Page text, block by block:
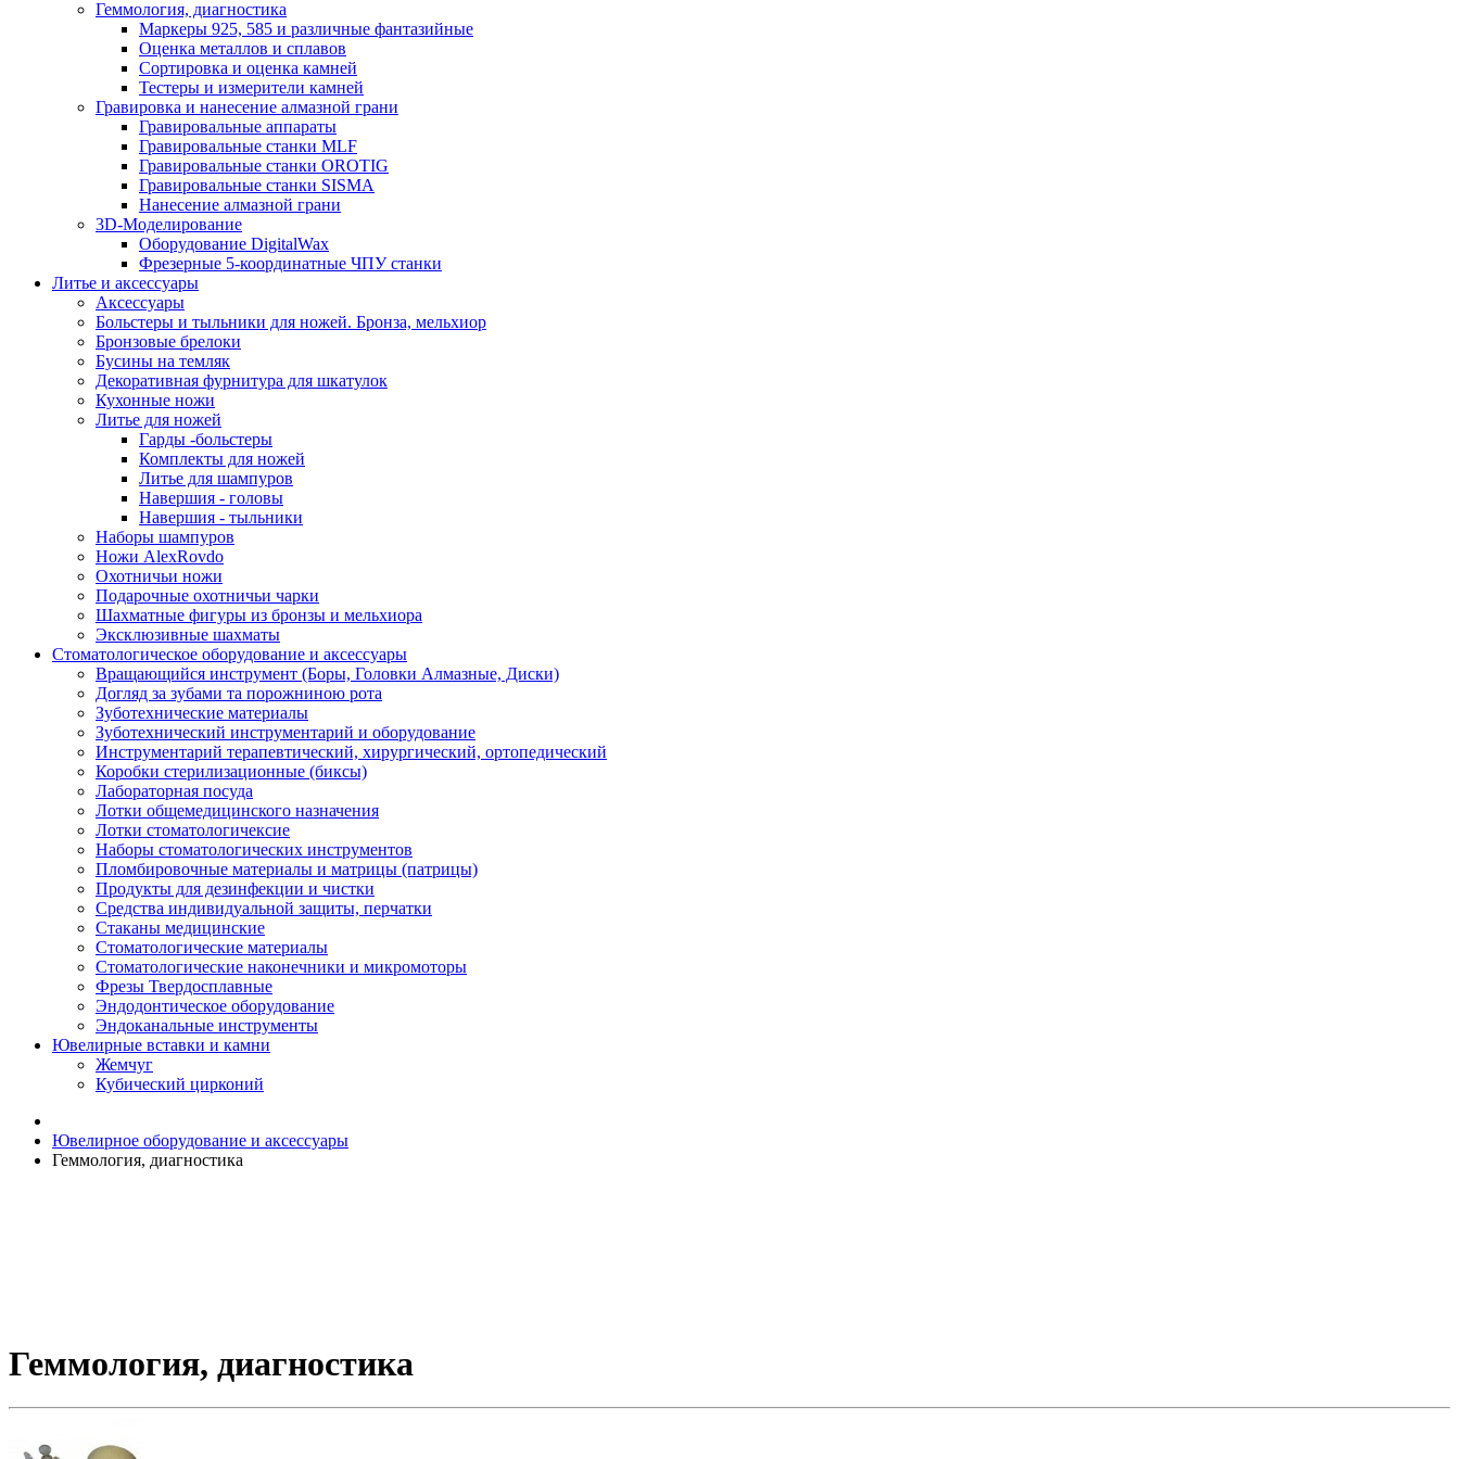
Геммология, диагностика
Маркеры 925, 585 и различные фантазийные
Оценка металлов и сплавов
Сортировка и оценка камней
Тестеры и измерители камней
Гравировка и нанесение алмазной грани
Гравировальные аппараты
Гравировальные станки MLF
Гравировальные станки OROTIG
Гравировальные станки SISMA
Нанесение алмазной грани
3D-Моделирование
Оборудование DigitalWax
Фрезерные 5-координатные ЧПУ станки
Литье и аксессуары
Аксессуары
Больстеры и тыльники для ножей. Бронза, мельхиор
Бронзовые брелоки
Бусины на темляк
Декоративная фурнитура для шкатулок
Кухонные ножи
Литье для ножей
Гарды -больстеры
Комплекты для ножей
Литье для шампуров
Навершия - головы
Навершия - тыльники
Наборы шампуров
Ножи AlexRovdo
Охотничьи ножи
Подарочные охотничьи чарки
Шахматные фигуры из бронзы и мельхиора
Эксклюзивные шахматы
Стоматологическое оборудование и аксессуары
Вращающийся инструмент (Боры, Головки Алмазные, Диски)
Догляд за зубами та порожниною рота
Зуботехнические материалы
Зуботехнический инструментарий и оборудование
Инструментарий терапевтический, хирургический, ортопедический
Коробки стерилизационные (биксы)
Лабораторная посуда
Лотки общемедицинского назначения
Лотки стоматологичексие
Наборы стоматологических инструментов
Пломбировочные материалы и матрицы (патрицы)
Продукты для дезинфекции и чистки
Средства индивидуальной защиты, перчатки
Стаканы медицинские
Стоматологические материалы
Стоматологические наконечники и микромоторы
Фрезы Твердосплавные
Эндодонтическое оборудование
Эндоканальные инструменты
Ювелирные вставки и камни
Жемчуг
Кубический цирконий
Ювелирное оборудование и аксессуары
Геммология, диагностика
Геммология, диагностика